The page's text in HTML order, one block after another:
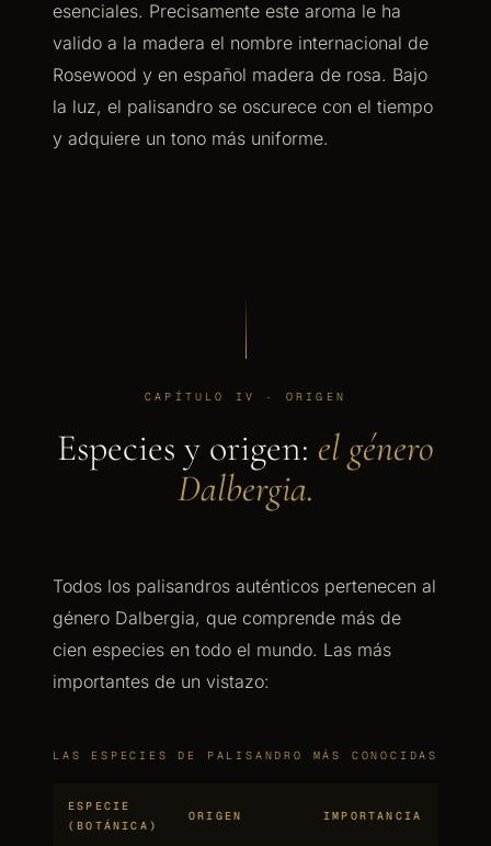
esenciales. Precisamente este aroma le ha
valido a la madera el nombre internacional de
Rosewood y en español madera de rosa. Bajo
la luz, el palisandro se oscurece con el tiempo
y adquiere un tono más uniforme.
CAPÍTULO IV · ORIGEN
Especies y origen: el género
Dalbergia.
Todos los palisandros auténticos pertenecen al
género Dalbergia, que comprende más de
cien especies en todo el mundo. Las más
importantes de un vistazo:
LAS ESPECIES DE PALISANDRO MÁS CONOCIDAS
ESPECIE
(BOTÁNICA)
ORIGEN IMPORTANCIA